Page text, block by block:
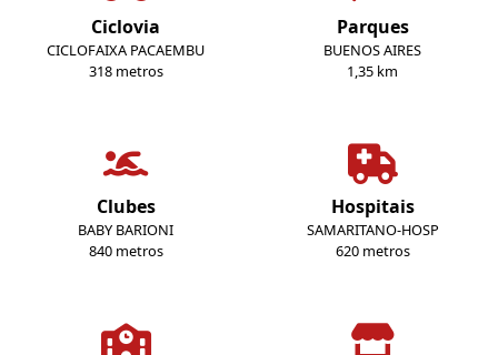
Ciclovia
CICLOFAIXA PACAEMBU
318 metros
Parques
BUENOS AIRES
1,35 km
Clubes
BABY BARIONI
840 metros
Hospitais
SAMARITANO-HOSP
620 metros